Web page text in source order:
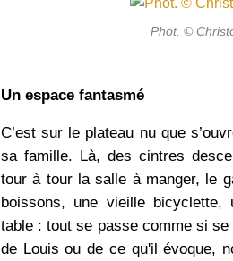
Phot. ©
Un espace fantasmé
C’est sur le plateau nu que
sa famille. Là, des cintres
tour à tour la salle à manger, le
boissons, une vieille
table : tout se passe comme si
de Louis ou de ce qu'il évoque,